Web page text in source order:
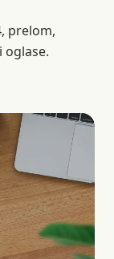
prelom,
oglase.